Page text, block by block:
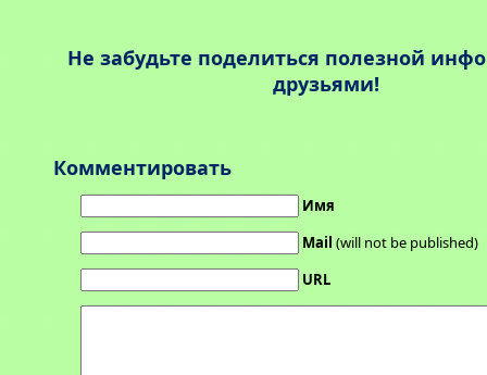
Не забудьте поделиться полезной
друзьями!
Комментировать
Имя
Mail (will not be published)
URL